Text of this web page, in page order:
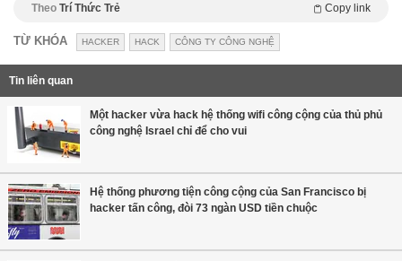
Theo Trí Thức Trẻ Copy link
TỪ KHÓA HACKER HACK CÔNG TY CÔNG NGHỆ
Tin liên quan
Một hacker vừa hack hệ thống wifi công cộng của thủ phủ
công nghệ Israel chỉ để cho vui
Hệ thống phương tiện công cộng của San Francisco bị
hacker tấn công, đòi 73 ngàn USD tiền chuộc